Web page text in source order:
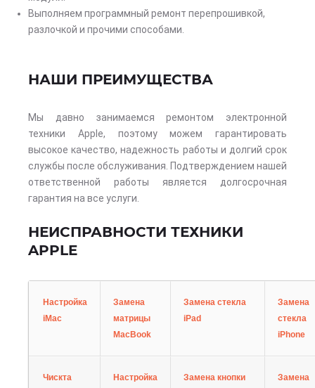
Выполняем программный ремонт перепрошивкой,
разлочкой и прочими способами.
НАШИ ПРЕИМУЩЕСТВА
Мы давно занимаемся ремонтом электронной
техники Apple, поэтому можем гарантировать
высокое качество, надежность работы и долгий срок
службы после обслуживания. Подтверждением нашей
ответственной работы является долгосрочная
гарантия на все услуги.
НЕИСПРАВНОСТИ ТЕХНИКИ
APPLE
Настройка
iMac
Замена
матрицы
MacBook
Замена стекла
iPad
Замена
стекла
iPhone
Чискта
Настройка
Замена кнопки
Замена